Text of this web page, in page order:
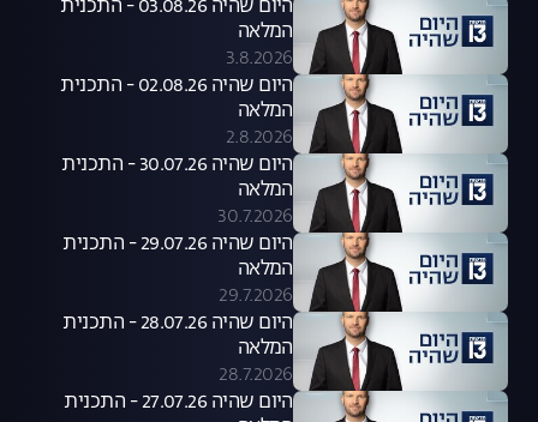
היום שהיה 03.08.26 - התכנית
המלאה
3.8.2026
היום שהיה 02.08.26 - התכנית
המלאה
2.8.2026
היום שהיה 30.07.26 - התכנית
המלאה
30.7.2026
היום שהיה 29.07.26 - התכנית
המלאה
29.7.2026
היום שהיה 28.07.26 - התכנית
המלאה
28.7.2026
היום שהיה 27.07.26 - התכנית